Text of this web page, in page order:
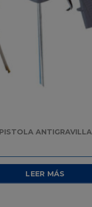
PISTOLA ANTIGRAVILLA
LEER MÁS